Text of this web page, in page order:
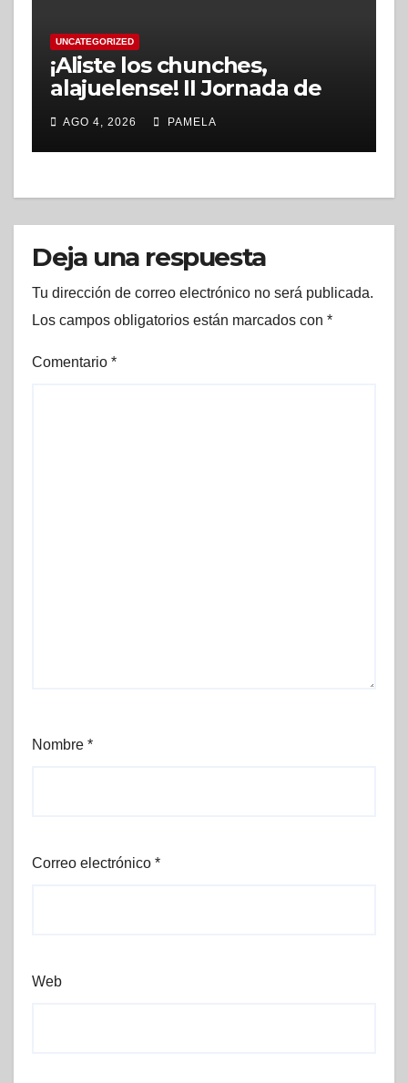
UNCATEGORIZED
¡Aliste los chunches,
alajuelense! II Jornada de
Tradicionales se realizará en
setiembre
AGO 4, 2026 PAMELA
Deja una respuesta
Tu dirección de correo electrónico no será publicada.
Los campos obligatorios están marcados con *
Comentario *
Nombre *
Correo electrónico *
Web